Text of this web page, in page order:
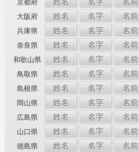
京都府 姓名 名字 名前
大阪府 姓名 名字 名前
兵庫県 姓名 名字 名前
奈良県 姓名 名字 名前
和歌山県 姓名 名字 名前
鳥取県 姓名 名字 名前
島根県 姓名 名字 名前
岡山県 姓名 名字 名前
広島県 姓名 名字 名前
山口県 姓名 名字 名前
徳島県 姓名 名字 名前